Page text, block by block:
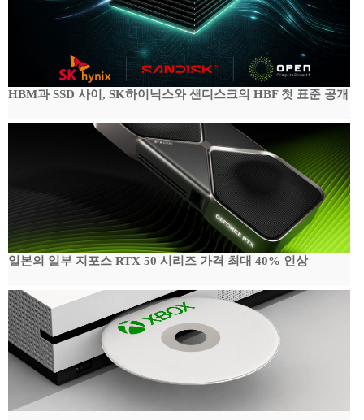
HBM과 SSD 사이, SK하이닉스와 샌디스크의 HBF 첫 표준 공개
일본의 일부 지포스 RTX 50 시리즈 가격 최대 40% 인상